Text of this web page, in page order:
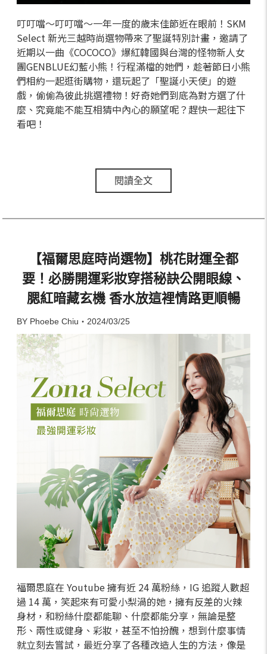
叮叮噹～叮叮噹～一年一度的歲末佳節近在眼前！SKM
Select 新光三越時尚選物帶來了聖誕特別計畫，邀請了
近期以一曲《COCOCO》爆紅韓國與台灣的怪物新人女
團GENBLUE幻藍小熊！行程滿檔的她們，趁著節日小熊
們相約一起逛街購物，還玩起了「聖誕小天使」的遊
戲，偷偷為彼此挑選禮物！好奇她們到底為對方選了什
麼、究竟能不能互相猜中內心的願望呢？趕快一起往下
看吧！
閱讀全文
【福爾思庭時尚選物】桃花財運全都
要！必勝開運彩妝穿搭秘訣公開眼線、
腮紅暗藏玄機 香水放這裡情路更順暢
BY Phoebe Chiu・2024/03/25
福爾思庭在 Youtube 擁有近 24 萬粉絲，IG 追蹤人數超
過 14 萬，笑起來有可愛小梨渦的她，擁有反差的火辣
身材，和粉絲什麼都能聊、什麼都能分享，無論是整
形、兩性或健身、彩妝，甚至不怕扮醜，想到什麼事情
就立刻去嘗試，最近分享了各種改造人生的方法，像是